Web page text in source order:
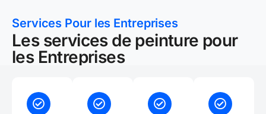
Services Pour les Entreprises
Les services de peinture pour
les Entreprises